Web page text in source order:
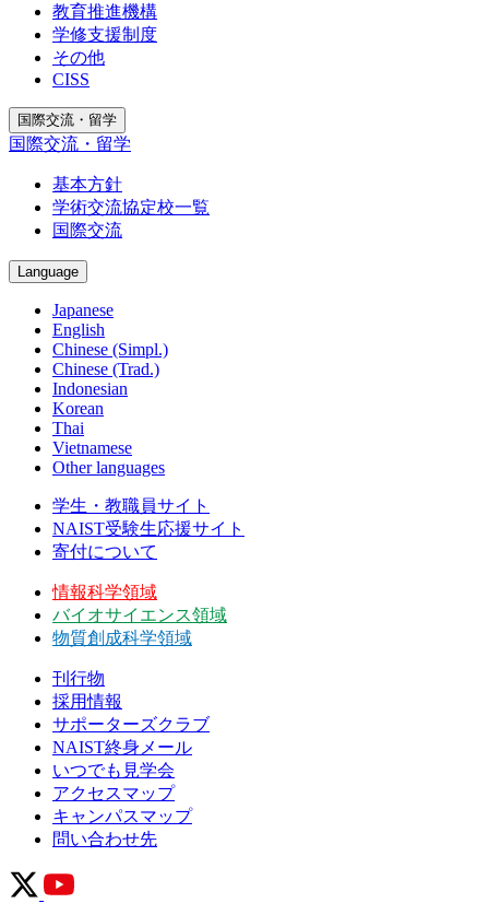
教育推進機構
学修支援制度
その他
CISS
国際交流・留学
国際交流・留学
基本方針
学術交流協定校一覧
国際交流
Language
Japanese
English
Chinese (Simpl.)
Chinese (Trad.)
Indonesian
Korean
Thai
Vietnamese
Other languages
学生・教職員サイト
NAIST受験生応援サイト
寄付について
情報科学領域
バイオサイエンス領域
物質創成科学領域
刊行物
採用情報
サポーターズクラブ
NAIST終身メール
いつでも見学会
アクセスマップ
キャンパスマップ
問い合わせ先